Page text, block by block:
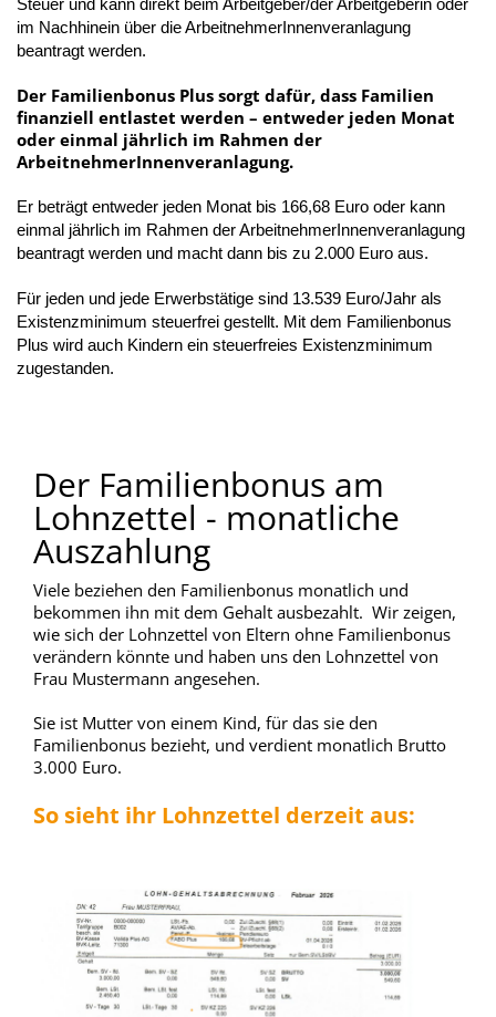
Steuer und kann direkt beim Arbeitgeber/der Arbeitgeberin oder
im Nachhinein über die ArbeitnehmerInnenveranlagung
beantragt werden.
Der Familienbonus Plus sorgt dafür, dass Familien
finanziell entlastet werden – entweder jeden Monat
oder einmal jährlich im Rahmen der
ArbeitnehmerInnenveranlagung.
Er beträgt entweder jeden Monat bis 166,68 Euro oder kann
einmal jährlich im Rahmen der ArbeitnehmerInnenveranlagung
beantragt werden und macht dann bis zu 2.000 Euro aus.
Für jeden und jede Erwerbstätige sind 13.539 Euro/Jahr als
Existenzminimum steuerfrei gestellt. Mit dem Familienbonus
Plus wird auch Kindern ein steuerfreies Existenzminimum
zugestanden.
Der Familienbonus am
Lohnzettel - monatliche
Auszahlung
Viele beziehen den Familienbonus monatlich und
bekommen ihn mit dem Gehalt ausbezahlt. Wir zeigen,
wie sich der Lohnzettel von Eltern ohne Familienbonus
verändern könnte und haben uns den Lohnzettel von
Frau Mustermann angesehen.
Sie ist Mutter von einem Kind, für das sie den
Familienbonus bezieht, und verdient monatlich Brutto
3.000 Euro.
So sieht ihr Lohnzettel derzeit aus: